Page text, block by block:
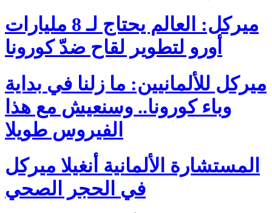
ميركل: العالم يحتاج لـ 8 مليارات
أورو لتطوير لقاح ضدّ كورونا
ميركل للألمانيين: ما زلنا في بداية
وباء كورونا.. وسنعيش مع هذا
الفيروس طويلا
المستشارة الألمانية أنغيلا ميركل
في الحجر الصحي